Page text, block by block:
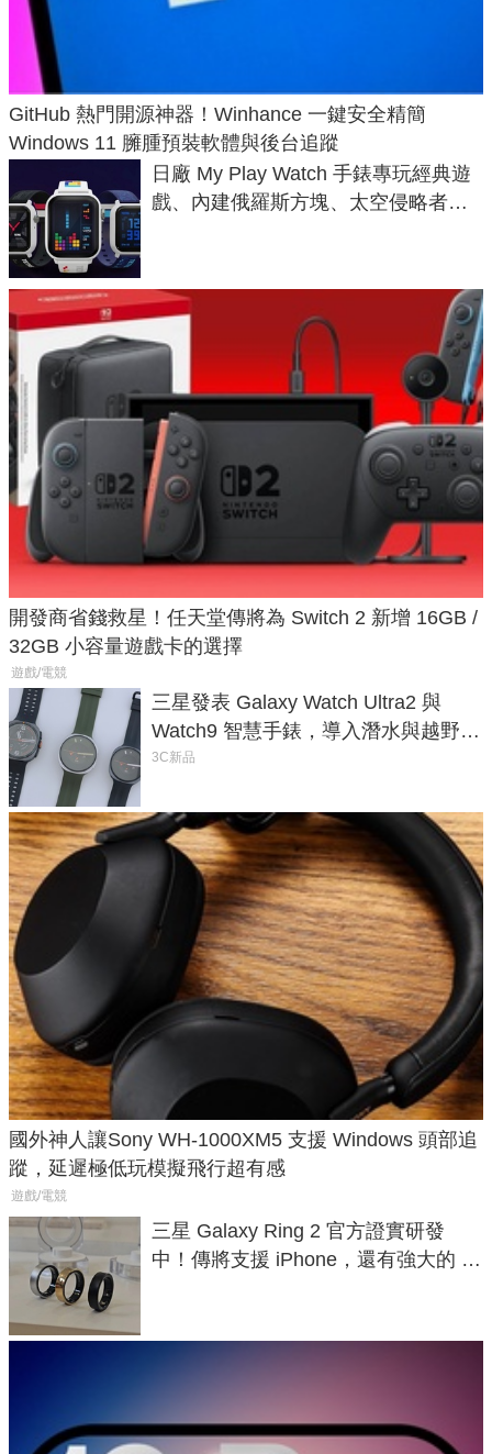
GitHub 熱門開源神器！Winhance 一鍵安全精簡
Windows 11 臃腫預裝軟體與後台追蹤
日廠 My Play Watch 手錶專玩經典遊
戲、內建俄羅斯方塊、太空侵略者，
開發商省錢救星！任天堂傳將為 Switch 2 新增 16GB /
32GB 小容量遊戲卡的選擇
遊戲/電競
三星發表 Galaxy Watch Ultra2 與
Watch9 智慧手錶，導入潛水與越野跑
導航功能
3C新品
國外神人讓Sony WH-1000XM5 支援 Windows 頭部追
蹤，延遲極低玩模擬飛行超有感
遊戲/電競
三星 Galaxy Ring 2 官方證實研發
中！傳將支援 iPhone，還有強大的 AI